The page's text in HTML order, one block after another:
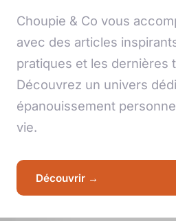
Choupie & Co vous
avec des articles
pratiques et les dernières
Découvrez un univers
épanouissement
vie.
Découvrir →